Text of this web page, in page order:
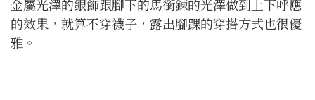
金屬光澤的銀飾跟腳下的馬銜鍊的光澤做到上下呼應
的效果，就算不穿襪子，露出腳踝的穿搭方式也很優
雅。